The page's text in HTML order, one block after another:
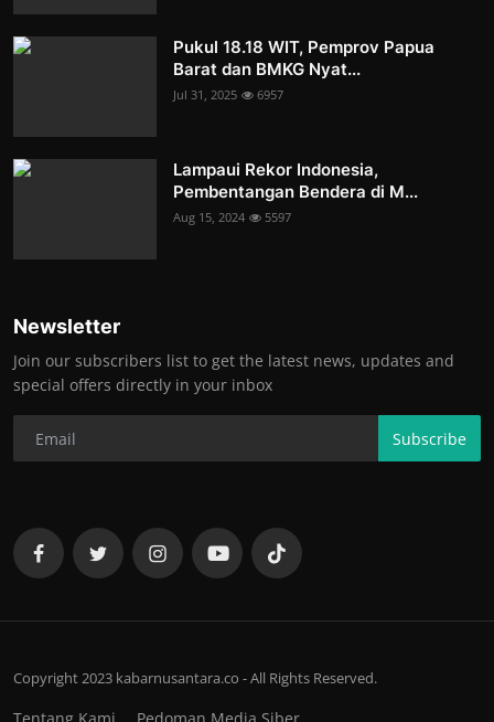
Pukul 18.18 WIT, Pemprov Papua
Barat dan BMKG Nyat...
Jul 31, 2025 6957
Lampaui Rekor Indonesia,
Pembentangan Bendera di M...
Aug 15, 2024 5597
Newsletter
Join our subscribers list to get the latest news, updates and
special offers directly in your inbox
Subscribe
Copyright 2023 kabarnusantara.co - All Rights Reserved.